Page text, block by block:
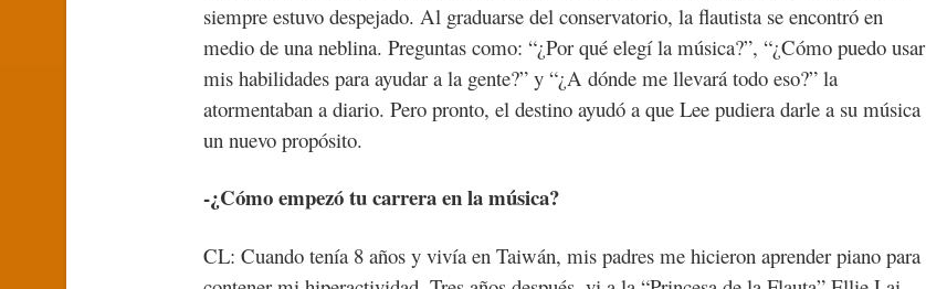
siempre estuvo despejado. Al graduarse del conservatorio, la flautista se encontró en
medio de una neblina. Preguntas como: “¿Por qué elegí la música?”, “¿Cómo puedo usar
mis habilidades para ayudar a la gente?” y “¿A dónde me llevará todo eso?” la
atormentaban a diario. Pero pronto, el destino ayudó a que Lee pudiera darle a su música
un nuevo propósito.
-¿Cómo empezó tu carrera en la música?
CL: Cuando tenía 8 años y vivía en Taiwán, mis padres me hicieron aprender piano para